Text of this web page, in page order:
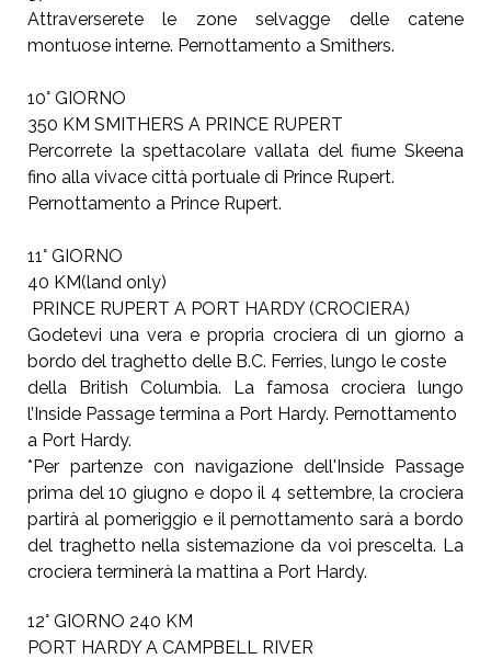
Attraverserete le zone selvagge delle catene
montuose interne. Pernottamento a Smithers.
10° GIORNO
350 KM SMITHERS A PRINCE RUPERT
Percorrete la spettacolare vallata del fiume Skeena
fino alla vivace città portuale di Prince Rupert.
Pernottamento a Prince Rupert.
11° GIORNO
40 KM(land only)
PRINCE RUPERT A PORT HARDY (CROCIERA)
Godetevi una vera e propria crociera di un giorno a
bordo del traghetto delle B.C. Ferries, lungo le coste
della British Columbia. La famosa crociera lungo
l’Inside Passage termina a Port Hardy. Pernottamento
a Port Hardy.
*Per partenze con navigazione dell'Inside Passage
prima del 10 giugno e dopo il 4 settembre, la crociera
partirà al pomeriggio e il pernottamento sarà a bordo
del traghetto nella sistemazione da voi prescelta. La
crociera terminerà la mattina a Port Hardy.
12° GIORNO 240 KM
PORT HARDY A CAMPBELL RIVER